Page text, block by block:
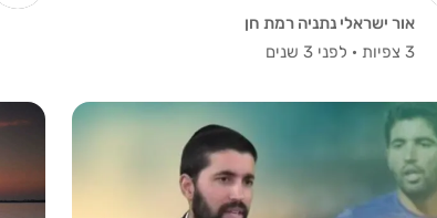
אור ישראלי נתניה רמת חן
3 צפיות
· לפני 3 שנים